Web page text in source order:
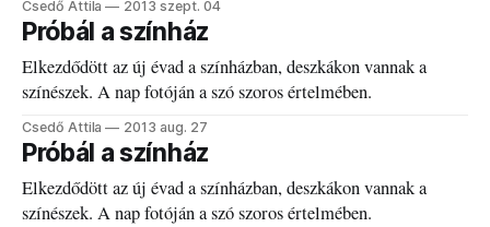
Csedő Attila 2013 szept. 04
Próbál a színház
Elkezdődött az új évad a színházban, deszkákon vannak a
színészek. A nap fotóján a szó szoros értelmében.
Csedő Attila 2013 aug. 27
Próbál a színház
Elkezdődött az új évad a színházban, deszkákon vannak a
színészek. A nap fotóján a szó szoros értelmében.